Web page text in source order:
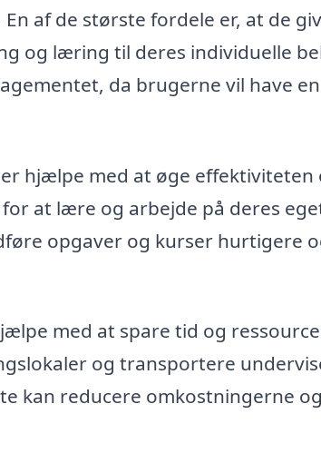
af de største fordele er, at de
og læring til deres individuelle
da brugerne vil have
hjælpe med at øge
at lære og arbejde på deres
opgaver og kurser hurtigere
med at spare tid og
og transportere
kan reducere omkostningerne